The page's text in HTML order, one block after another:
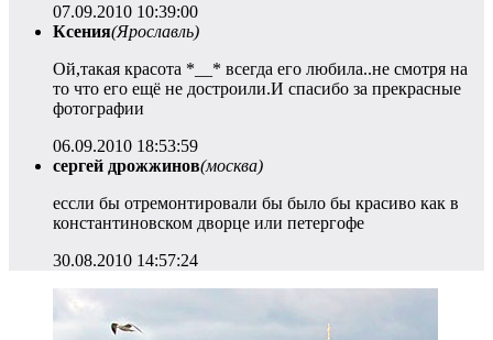
07.09.2010 10:39:00
Ксения(Ярославль)
Ой,такая красота *__* всегда его любила..не смотря на
то что его ещё не достроили.И спасибо за прекрасные
фотографии
06.09.2010 18:53:59
сергей дрожжинов(москва)
ессли бы отремонтировали бы было бы красиво как в
константиновском дворце или петергофе
30.08.2010 14:57:24